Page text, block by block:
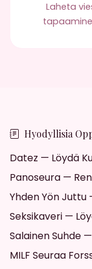
Laheta
Hyodyllisia
Datez — Löydä
Panoseura —
Yhden Yön Juttu
Seksikaveri —
Salainen Suhde
MILF Seuraa